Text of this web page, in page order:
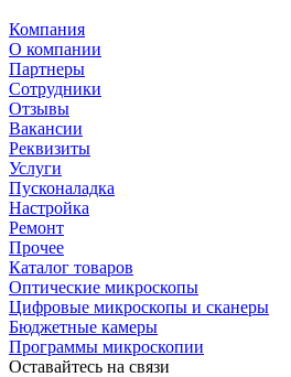
Компания
О компании
Партнеры
Сотрудники
Отзывы
Вакансии
Реквизиты
Услуги
Пусконаладка
Настройка
Ремонт
Прочее
Каталог товаров
Оптические микроскопы
Цифровые микроскопы и сканеры
Бюджетные камеры
Программы микроскопии
Оставайтесь на связи